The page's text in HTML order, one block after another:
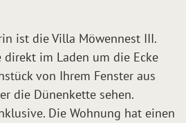
ist die Villa Möwennest III.
im Laden um die Ecke
von Ihrem Fenster aus
die Dünenkette sehen.
Die Wohnung hat einen